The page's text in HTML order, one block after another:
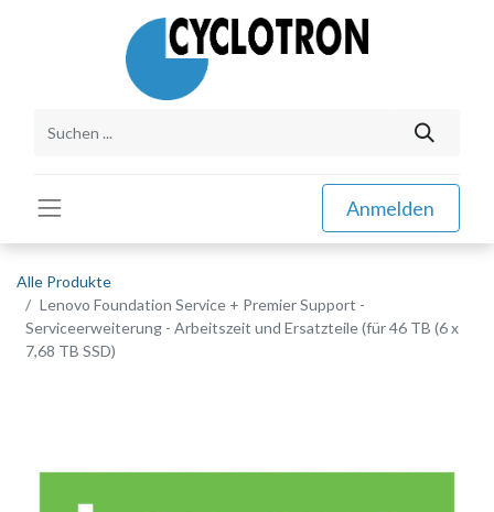
Anmelden
Alle Produkte
Lenovo Foundation Service + Premier Support -
Serviceerweiterung - Arbeitszeit und Ersatzteile (für 46 TB (6 x
7,68 TB SSD)